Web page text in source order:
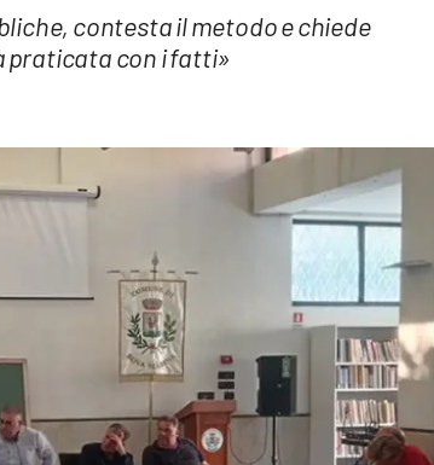
contesta il metodo e chiede
praticata con i fatti»